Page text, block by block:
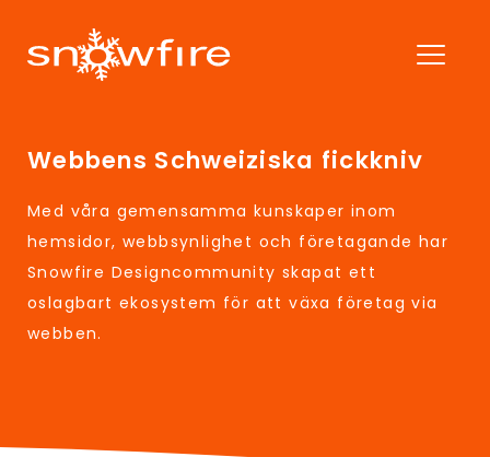
Webbens Schweiziska fickkniv
Med våra gemensamma kunskaper inom
hemsidor, webbsynlighet och företagande har
Snowfire Designcommunity skapat ett
oslagbart ekosystem för att växa företag via
webben.